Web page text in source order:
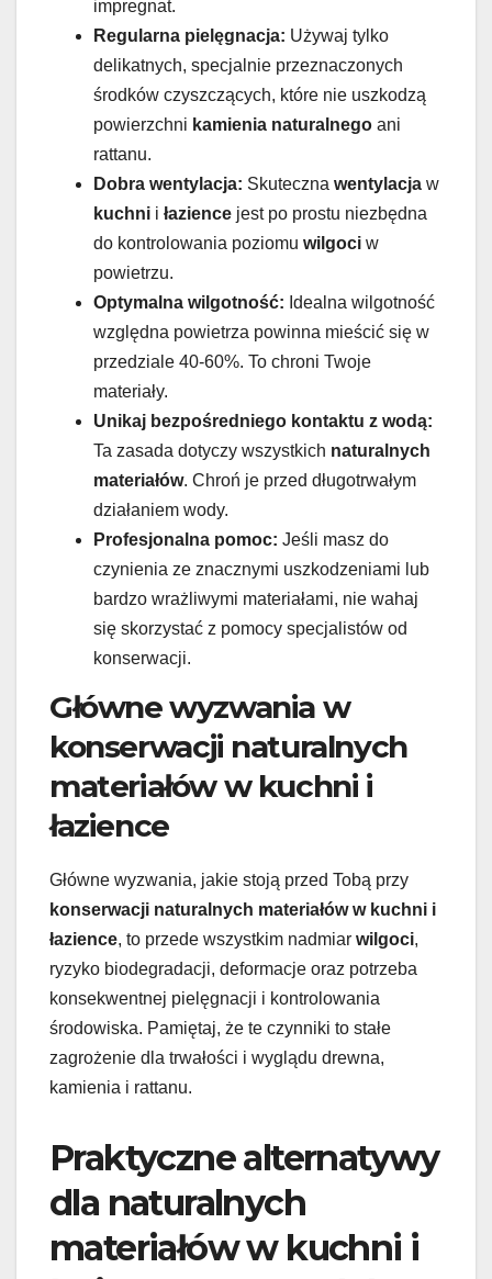
impregnat.
Regularna pielęgnacja: Używaj tylko
delikatnych, specjalnie przeznaczonych
środków czyszczących, które nie uszkodzą
powierzchni kamienia naturalnego ani
rattanu.
Dobra wentylacja: Skuteczna wentylacja w
kuchni i łazience jest po prostu niezbędna
do kontrolowania poziomu wilgoci w
powietrzu.
Optymalna wilgotność: Idealna wilgotność
względna powietrza powinna mieścić się w
przedziale 40-60%. To chroni Twoje
materiały.
Unikaj bezpośredniego kontaktu z wodą:
Ta zasada dotyczy wszystkich naturalnych
materiałów. Chroń je przed długotrwałym
działaniem wody.
Profesjonalna pomoc: Jeśli masz do
czynienia ze znacznymi uszkodzeniami lub
bardzo wrażliwymi materiałami, nie wahaj
się skorzystać z pomocy specjalistów od
konserwacji.
Główne wyzwania w
konserwacji naturalnych
materiałów w kuchni i
łazience
Główne wyzwania, jakie stoją przed Tobą przy
konserwacji naturalnych materiałów w kuchni i
łazience, to przede wszystkim nadmiar wilgoci,
ryzyko biodegradacji, deformacje oraz potrzeba
konsekwentnej pielęgnacji i kontrolowania
środowiska. Pamiętaj, że te czynniki to stałe
zagrożenie dla trwałości i wyglądu drewna,
kamienia i rattanu.
Praktyczne alternatywy
dla naturalnych
materiałów w kuchni i